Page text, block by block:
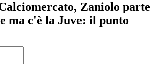
Zaniolo parte
ma c'è la Juve: il punto